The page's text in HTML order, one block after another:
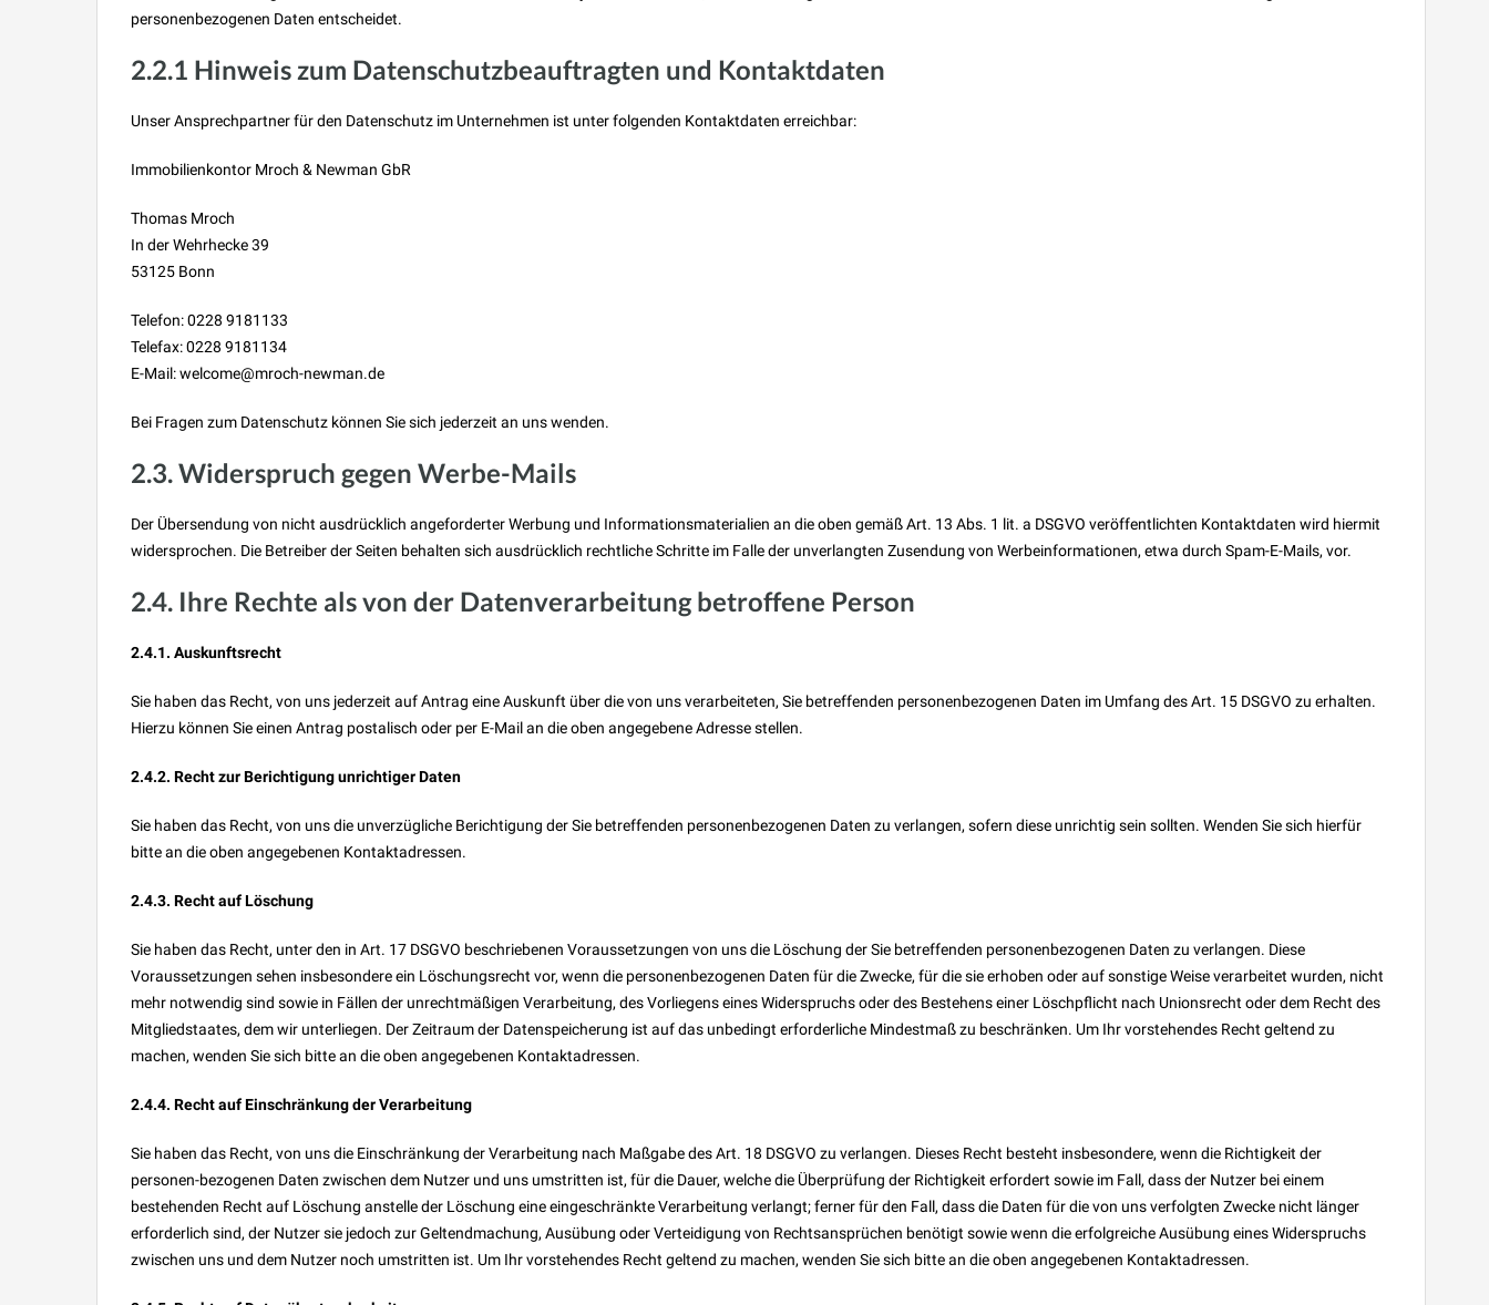
personenbezogenen Daten entscheidet.
2.2.1 Hinweis zum Datenschutzbeauftragten und Kontaktdaten
Unser Ansprechpartner für den Datenschutz im Unternehmen ist unter folgenden Kontaktdaten erreichbar:
Immobilienkontor Mroch & Newman GbR
Thomas Mroch
In der Wehrhecke 39
53125 Bonn
Telefon: 0228 9181133
Telefax: 0228 9181134
E-Mail: welcome@mroch-newman.de
Bei Fragen zum Datenschutz können Sie sich jederzeit an uns wenden.
2.3. Widerspruch gegen Werbe-Mails
Der Übersendung von nicht ausdrücklich angeforderter Werbung und Informationsmaterialien an die oben gemäß Art. 13 Abs. 1 lit. a DSGVO veröffentlichten Kontaktdaten wird hiermit
widersprochen. Die Betreiber der Seiten behalten sich ausdrücklich rechtliche Schritte im Falle der unverlangten Zusendung von Werbeinformationen, etwa durch Spam-E-Mails, vor.
2.4. Ihre Rechte als von der Datenverarbeitung betroffene Person
2.4.1. Auskunftsrecht
Sie haben das Recht, von uns jederzeit auf Antrag eine Auskunft über die von uns verarbeiteten, Sie betreffenden personenbezogenen Daten im Umfang des Art. 15 DSGVO zu erhalten.
Hierzu können Sie einen Antrag postalisch oder per E-Mail an die oben angegebene Adresse stellen.
2.4.2. Recht zur Berichtigung unrichtiger Daten
Sie haben das Recht, von uns die unverzügliche Berichtigung der Sie betreffenden personenbezogenen Daten zu verlangen, sofern diese unrichtig sein sollten. Wenden Sie sich hierfür
bitte an die oben angegebenen Kontaktadressen.
2.4.3. Recht auf Löschung
Sie haben das Recht, unter den in Art. 17 DSGVO beschriebenen Voraussetzungen von uns die Löschung der Sie betreffenden personenbezogenen Daten zu verlangen. Diese
Voraussetzungen sehen insbesondere ein Löschungsrecht vor, wenn die personenbezogenen Daten für die Zwecke, für die sie erhoben oder auf sonstige Weise verarbeitet wurden, nicht
mehr notwendig sind sowie in Fällen der unrechtmäßigen Verarbeitung, des Vorliegens eines Widerspruchs oder des Bestehens einer Löschpflicht nach Unionsrecht oder dem Recht des
Mitgliedstaates, dem wir unterliegen. Der Zeitraum der Datenspeicherung ist auf das unbedingt erforderliche Mindestmaß zu beschränken. Um Ihr vorstehendes Recht geltend zu
machen, wenden Sie sich bitte an die oben angegebenen Kontaktadressen.
2.4.4. Recht auf Einschränkung der Verarbeitung
Sie haben das Recht, von uns die Einschränkung der Verarbeitung nach Maßgabe des Art. 18 DSGVO zu verlangen. Dieses Recht besteht insbesondere, wenn die Richtigkeit der
personen-bezogenen Daten zwischen dem Nutzer und uns umstritten ist, für die Dauer, welche die Überprüfung der Richtigkeit erfordert sowie im Fall, dass der Nutzer bei einem
bestehenden Recht auf Löschung anstelle der Löschung eine eingeschränkte Verarbeitung verlangt; ferner für den Fall, dass die Daten für die von uns verfolgten Zwecke nicht länger
erforderlich sind, der Nutzer sie jedoch zur Geltendmachung, Ausübung oder Verteidigung von Rechtsansprüchen benötigt sowie wenn die erfolgreiche Ausübung eines Widerspruchs
zwischen uns und dem Nutzer noch umstritten ist. Um Ihr vorstehendes Recht geltend zu machen, wenden Sie sich bitte an die oben angegebenen Kontaktadressen.